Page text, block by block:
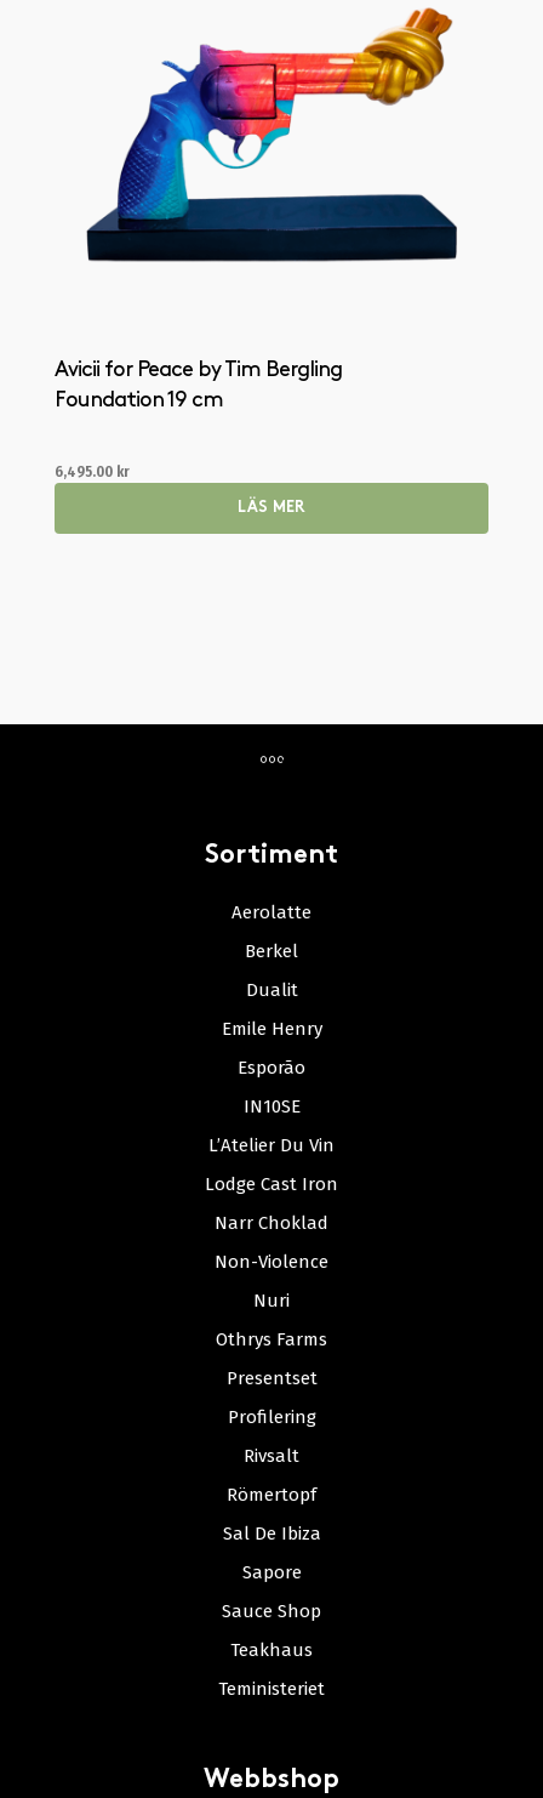
Avicii for Peace by Tim Bergling
Foundation 19 cm
6,495.00 kr
LÄS MER
Sortiment
Aerolatte
Berkel
Dualit
Emile Henry
Esporão
IN10SE
L’Atelier Du Vin
Lodge Cast Iron
Narr Choklad
Non-Violence
Nuri
Othrys Farms
Presentset
Profilering
Rivsalt
Römertopf
Sal De Ibiza
Sapore
Sauce Shop
Teakhaus
Teministeriet
Webbshop